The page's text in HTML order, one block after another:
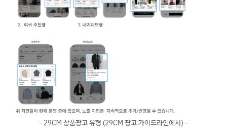
- 29CM 상품광고 유형 (29CM 광고 가이드라인에서) -